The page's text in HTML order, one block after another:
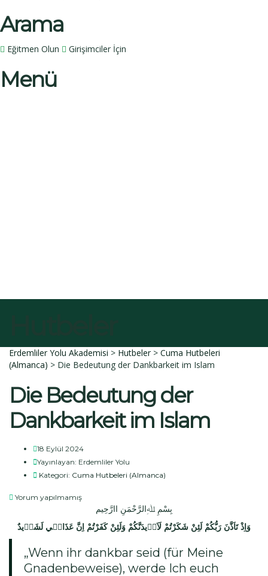
Arama
Eğitmen Olun Girişimciler İçin
Menü
Erdemliler Yolu Akademisi > Hutbeler> Cuma Hutbeleri
(Almanca) > Die Bedeutung der Dankbarkeit im Islam
Die Bedeutung der
Dankbarkeit im Islam
18 Eylül 2024
Yayınlayan: Erdemliler Yolu
Kategori: Cuma Hutbeleri (Almanca)
Yorum yapılmamış
بِسْمِ ﷲِالرَّحْمَنِ اارَّحِيم
وَاِذْ تَاَذَّنَ رَبُّكُمْ لَئِنْ شَكَرْتُمْ لَاَز۪يدَنَّكُمْ وَلَئِنْ كَفَرْتُمْ اِنَّ عَذَاب۪ي لَشَد۪يدٌ
„Wenn ihr dankbar seid (für Meine
Gnadenbeweise), werde Ich euch